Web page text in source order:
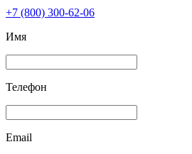
+7 (800) 300-62-06
Имя
Телефон
Email